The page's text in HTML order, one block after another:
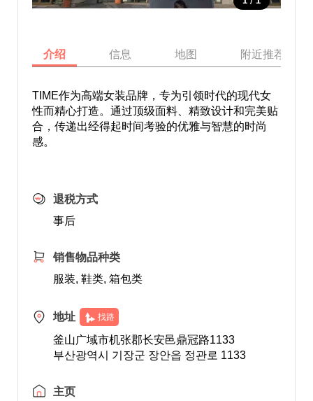
介绍 信息 地图 附近推荐景点
TIME作为高端女装品牌，专为引领时代的现代女
性而精心打造。通过顶级面料、精致设计和完美贴
合，传递出经得起时间考验的优雅与智慧的时尚
感。
退税方式
事后
销售物品种类
服装, 鞋类, 箱包类
地址 找路
釜山广域市机张郡长安邑鼎冠路1133
부산광역시 기장군 장안읍 정관로 1133
主页